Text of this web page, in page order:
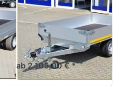
EDUARD
HL 2615 1350 kg
Einachser
Einachshochlader mit
Alubordwänden
ab 2.105,00 € *